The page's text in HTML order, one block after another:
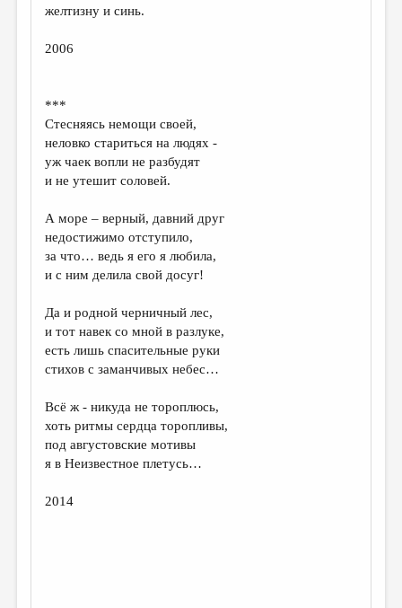
МАЛАЯ ПРОЗА
ЭССЕИСТИКА
ПУБЛИЦИСТИКА
РЕЦЕНЗИРОВАНИЕ
ТРЕДИАКОВСКИЙ
МЕДИА
желтизну и синь.
2006
***
Стесняясь немощи своей,
неловко стариться на людях -
уж чаек вопли не разбудят
и не утешит соловей.
А море – верный, давний друг
недостижимо отступило,
за что… ведь я его я любила,
и с ним делила свой досуг!
Да и родной черничный лес,
и тот навек со мной в разлуке,
есть лишь спасительные руки
стихов с заманчивых небес…
Всё ж - никуда не тороплюсь,
хоть ритмы сердца торопливы,
под августовские мотивы
я в Неизвестное плетусь…
2014